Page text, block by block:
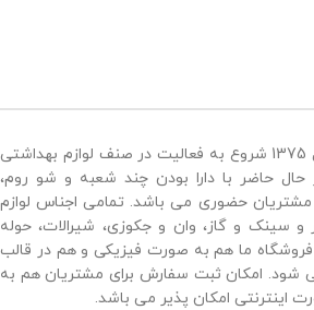
فروشگاه هفت سی، از سال 1375 شروع به فعالیت در صنف لوازم بهداشتی
حاضر با دارا بودن چند شعبه و شو روم،
حضوری می باشد. تمامی اجناس لوازم
و سینک و گاز، وان و جکوزی، شیرالات، حوله
ما هم به صورت فیزیکی و هم در قالب
شود. امکان ثبت سفارش برای مشتریان هم به
امکان پذیر می باشد.